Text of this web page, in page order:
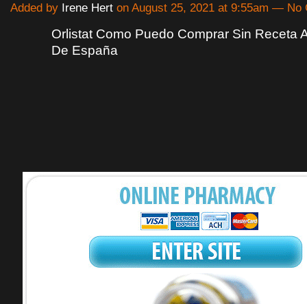
Added by Irene Hert on August 25, 2021 at 9:55am — No
Orlistat Como Puedo Comprar Sin Receta
De España